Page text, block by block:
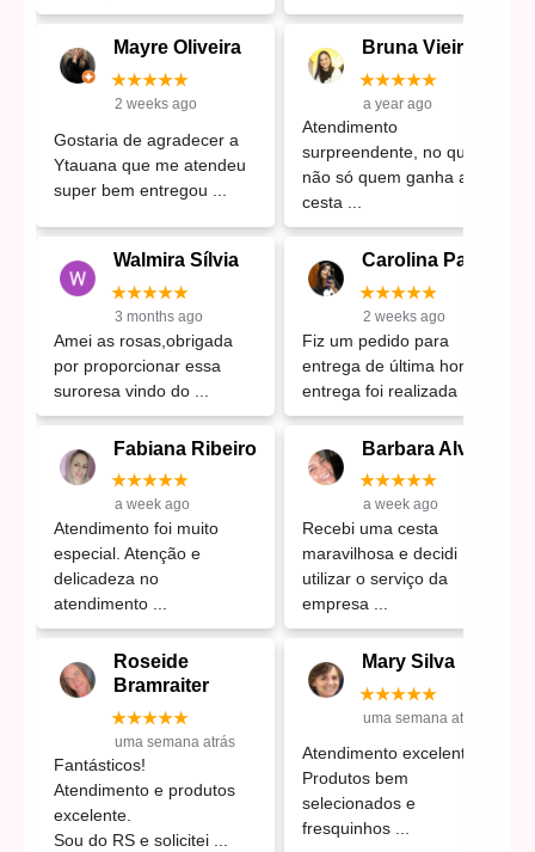
Mayre Oliveira
★★★★★
2 weeks ago
Gostaria de agradecer a
Ytauana que me atendeu
super bem entregou
Bruna Vieira
★★★★★
a year ago
Atendimento
surpreendente, no qual
não só quem ganha a
cesta
Walmira Sílvia
★★★★★
3 months ago
Amei as rosas,obrigada
por proporcionar essa
suroresa vindo do
Carolina Paiva
★★★★★
2 weeks ago
Fiz um pedido para
entrega de última hora e a
entrega foi realizada
Fabiana Ribeiro
★★★★★
a week ago
Atendimento foi muito
especial. Atenção e
delicadeza no
atendimento
Barbara Alves
★★★★★
a week ago
Recebi uma cesta
maravilhosa e decidi
utilizar o serviço da
empresa
Roseide
Bramraiter
★★★★★
uma semana atrás
Fantásticos!
Atendimento e produtos
excelente.
Sou do RS e solicitei
Mary Silva
★★★★★
uma semana atrás
Atendimento excelente
Produtos bem
selecionados e
fresquinhos